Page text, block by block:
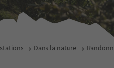
Dans la nature